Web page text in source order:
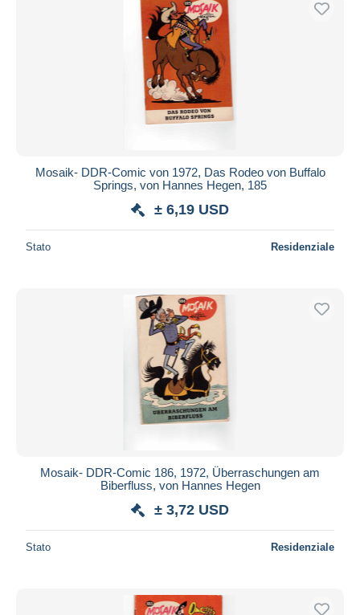
Mosaik- DDR-Comic von 1972, Das Rodeo von Buffalo
Springs, von Hannes Hegen, 185
± 6,19 USD
Stato Residenziale
Mosaik- DDR-Comic 186, 1972, Überraschungen am
Biberfluss, von Hannes Hegen
± 3,72 USD
Stato Residenziale